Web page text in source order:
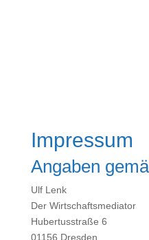
Impressum
Angaben
Ulf Lenk
Der Wirtschaftsmediator
Hubertusstraße 6
01156 Dresden